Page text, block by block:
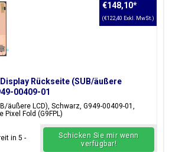
Rückseite (SUB/äußere
00409-01
äußere LCD), Schwarz, G949-00409-01,
Pixel Fold (G9FPL)
€148,10*
(€122,40 Exkl. MwSt.)
in 5 -
Schicken Sie mir wenn
verfügbar!